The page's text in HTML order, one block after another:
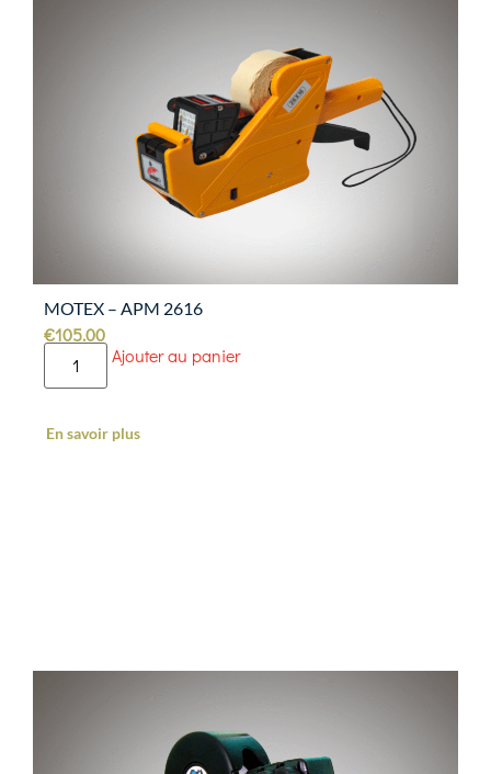
MOTEX – APM 2616
€105.00
Ajouter au panier
En savoir plus